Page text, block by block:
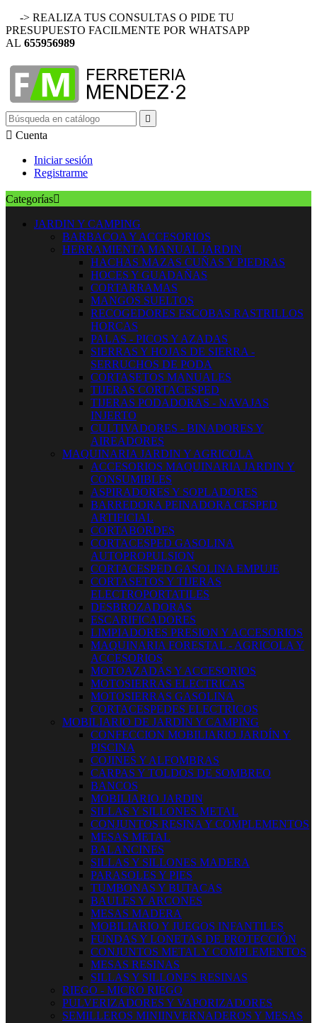
-> REALIZA TUS CONSULTAS O PIDE TU
PRESUPUESTO FACILMENTE POR WHATSAPP
AL 655956989

 Cuenta
Iniciar sesión
Registrarme
Categorías
JARDIN Y CAMPING
BARBACOA Y ACCESORIOS
HERRAMIENTA MANUAL JARDIN
HACHAS MAZAS CUÑAS Y PIEDRAS
HOCES Y GUADAÑAS
CORTARRAMAS
MANGOS SUELTOS
RECOGEDORES ESCOBAS RASTRILLOS
HORCAS
PALAS - PICOS Y AZADAS
SIERRAS Y HOJAS DE SIERRA -
SERRUCHOS DE PODA
CORTASETOS MANUALES
TIJERAS CORTACESPED
TIJERAS PODADORAS - NAVAJAS
INJERTO
CULTIVADORES - BINADORES Y
AIREADORES
MAQUINARIA JARDIN Y AGRICOLA
ACCESORIOS MAQUINARIA JARDIN Y
CONSUMIBLES
ASPIRADORES Y SOPLADORES
BARREDORA PEINADORA CESPED
ARTIFICIAL
CORTABORDES
CORTACESPED GASOLINA
AUTOPROPULSION
CORTACESPED GASOLINA EMPUJE
CORTASETOS Y TIJERAS
ELECTROPORTATILES
DESBROZADORAS
ESCARIFICADORES
LIMPIADORES PRESION Y ACCESORIOS
MAQUINARIA FORESTAL - AGRICOLA Y
ACCESORIOS
MOTOAZADAS Y ACCESORIOS
MOTOSIERRAS ELECTRICAS
MOTOSIERRAS GASOLINA
CORTACESPEDES ELECTRICOS
MOBILIARIO DE JARDIN Y CAMPING
CONFECCION MOBILIARIO JARDÍN Y
PISCINA
COJINES Y ALFOMBRAS
CARPAS Y TOLDOS DE SOMBREO
BANCOS
MOBILIARIO JARDIN
SILLAS Y SILLONES METAL
CONJUNTOS RESINA Y COMPLEMENTOS
MESAS METAL
BALANCINES
SILLAS Y SILLONES MADERA
PARASOLES Y PIES
TUMBONAS Y BUTACAS
BAULES Y ARCONES
MESAS MADERA
MOBILIARIO Y JUEGOS INFANTILES
FUNDAS Y LONETAS DE PROTECCIÓN
CONJUNTOS METAL Y COMPLEMENTOS
MESAS RESINAS
SILLAS Y SILLONES RESINAS
RIEGO - MICRO RIEGO
PULVERIZADORES Y VAPORIZADORES
SEMILLEROS MINIINVERNADEROS Y MESAS